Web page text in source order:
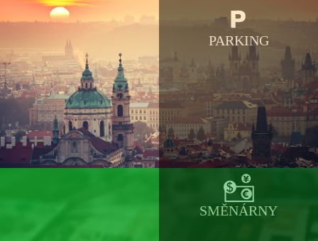
PARKING
SMĚNÁRNY